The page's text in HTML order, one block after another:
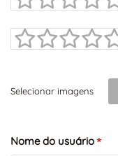
Leaflet
Selecionar imagens
Nome do usuário*